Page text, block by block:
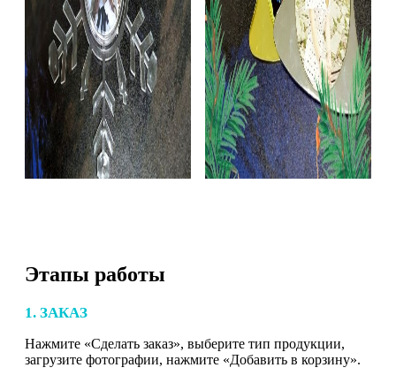
Этапы работы
1. ЗАКАЗ
Нажмите «Сделать заказ», выберите тип продукции,
загрузите фотографии, нажмите «Добавить в корзину».